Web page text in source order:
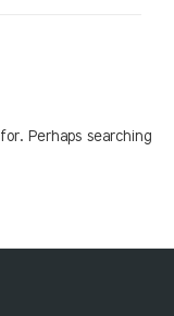
Perhaps searching